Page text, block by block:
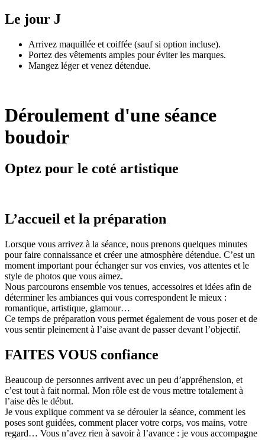
Le jour J
Arrivez maquillée et coiffée (sauf si option incluse).
Portez des vêtements amples pour éviter les marques.
Mangez léger et venez détendue.
Déroulement d'une séance
boudoir
Optez pour le coté artistique
L’accueil et la préparation
Lorsque vous arrivez à la séance, nous prenons quelques minutes
pour faire connaissance et créer une atmosphère détendue. C’est un
moment important pour échanger sur vos envies, vos attentes et le
style de photos que vous aimez.
Nous parcourons ensemble vos tenues, accessoires et idées afin de
déterminer les ambiances qui vous correspondent le mieux :
romantique, artistique, glamour…
Ce temps de préparation vous permet également de vous poser et de
vous sentir pleinement à l’aise avant de passer devant l’objectif.
FAITES VOUS confiance
Beaucoup de personnes arrivent avec un peu d’appréhension, et
c’est tout à fait normal. Mon rôle est de vous mettre totalement à
l’aise dès le début.
Je vous explique comment va se dérouler la séance, comment les
poses sont guidées, comment placer votre corps, vos mains, votre
regard… Vous n’avez rien à savoir à l’avance : je vous accompagne